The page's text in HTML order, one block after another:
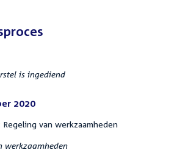
is ingediend
2020
van werkzaamheden
werkzaamheden